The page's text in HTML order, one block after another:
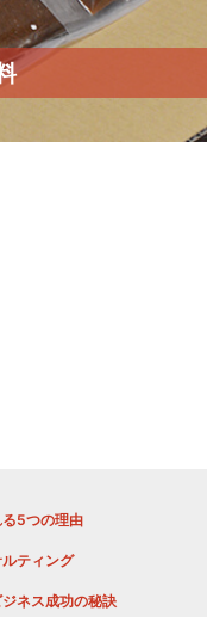
5つの理由
ルティング
ネス成功の秘訣